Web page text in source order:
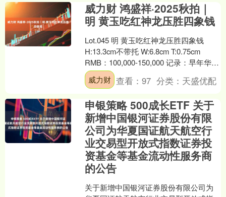
威力财 鸿盛祥·2025秋拍｜
明 黄玉吃红神龙压胜四象钱
Lot.045 明 黄玉吃红神龙压胜四象钱
H:13.3cm不带托 W:6.8cm T:0.75cm
RMB：100,000-150,000 记录：早年华盛
顿特....
威力财 查看：97 分类： 天盛优配
申银策略 500成长ETF 关于
新增中国银河证券股份有限
公司为华夏国证航天航空行
业交易型开放式指数证券投
资基金等基金流动性服务商
的公告
关于新增中国银河证券股份有限公司为